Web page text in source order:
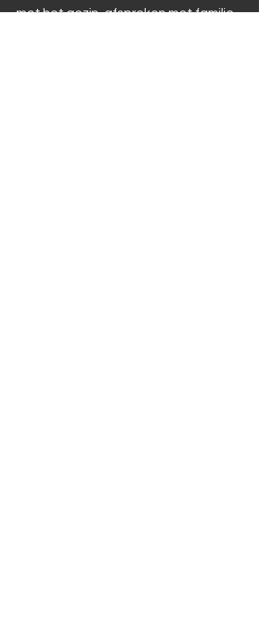
met het gezin, afspreken met familie